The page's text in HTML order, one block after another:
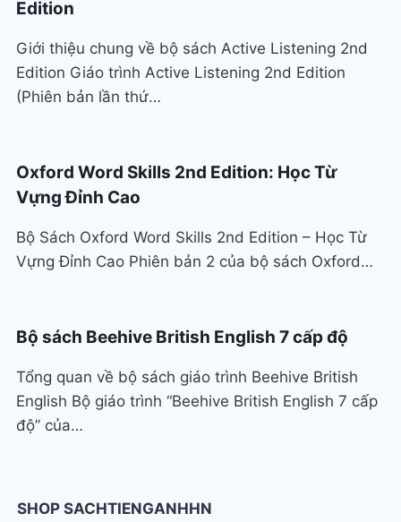
Edition
Giới thiệu chung về bộ sách Active Listening 2nd
Edition Giáo trình Active Listening 2nd Edition
(Phiên bản lần thứ…
Oxford Word Skills 2nd Edition: Học Từ
Vựng Đỉnh Cao
Bộ Sách Oxford Word Skills 2nd Edition – Học Từ
Vựng Đỉnh Cao Phiên bản 2 của bộ sách Oxford…
Bộ sách Beehive British English 7 cấp độ
Tổng quan về bộ sách giáo trình Beehive British
English Bộ giáo trình “Beehive British English 7 cấp
độ” của…
SHOP SACHTIENGANHHN